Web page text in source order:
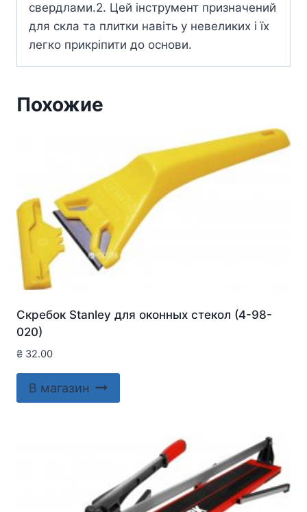
свердлами.2. Цей інструмент призначений
для скла та плитки навіть у невеликих і їх
легко прикріпити до основи.
Похожие
Скребок Stanley для оконныx стекол (4-98-
020)
₴ 32.00
В магазин